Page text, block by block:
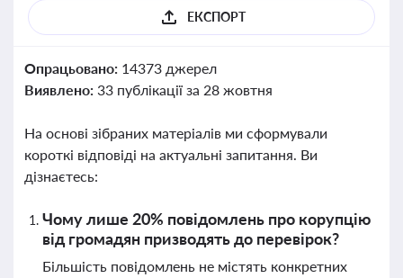
ЕКСПОРТ
Опрацьовано: 14373 джерел
Виявлено: 33 публікації за 28 жовтня
На основі зібраних матеріалів ми сформували
короткі відповіді на актуальні запитання. Ви
дізнаєтесь:
Чому лише 20% повідомлень про корупцію
від громадян призводять до перевірок?
Більшість повідомлень не містять конкретних